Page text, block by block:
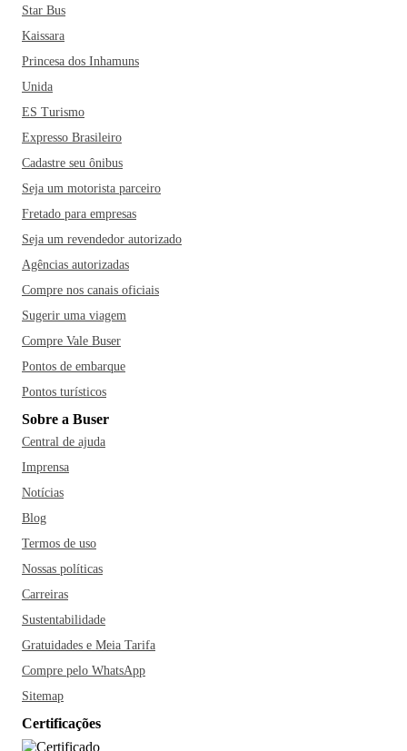
Star Bus
Kaissara
Princesa dos Inhamuns
Unida
ES Turismo
Expresso Brasileiro
Cadastre seu ônibus
Seja um motorista parceiro
Fretado para empresas
Seja um revendedor autorizado
Agências autorizadas
Compre nos canais oficiais
Sugerir uma viagem
Compre Vale Buser
Pontos de embarque
Pontos turísticos
Sobre a Buser
Central de ajuda
Imprensa
Notícias
Blog
Termos de uso
Nossas políticas
Carreiras
Sustentabilidade
Gratuidades e Meia Tarifa
Compre pelo WhatsApp
Sitemap
Certificações